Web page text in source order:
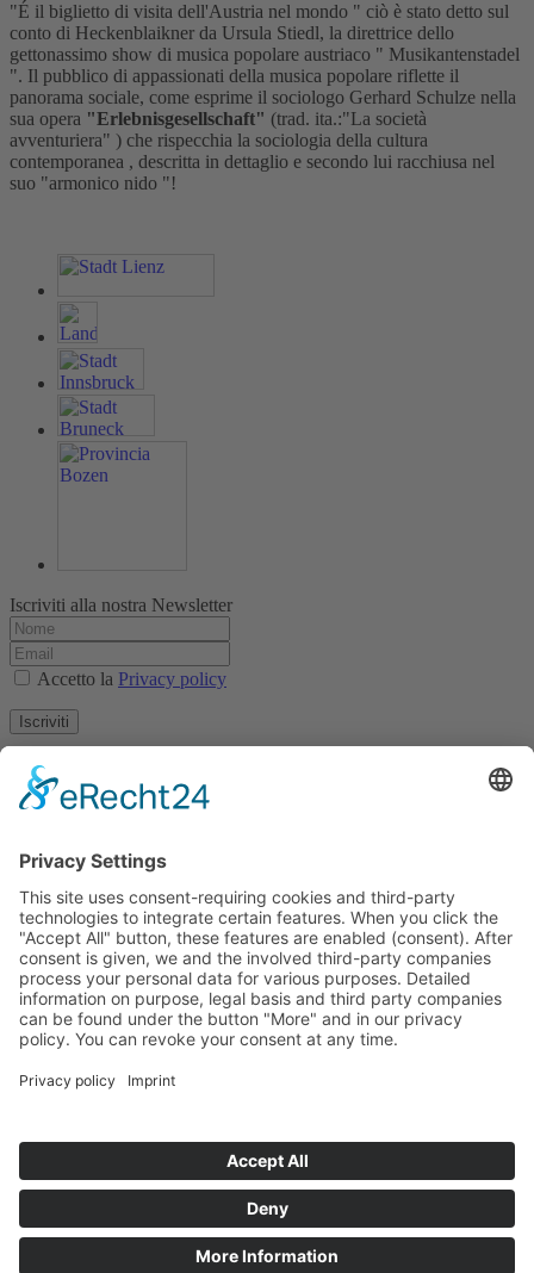
"É il biglietto di visita dell'Austria nel mondo " ciò è stato detto sul
conto di Heckenblaikner da Ursula Stiedl, la direttrice dello
gettonassimo show di musica popolare austriaco " Musikantenstadel
". Il pubblico di appassionati della musica popolare riflette il
panorama sociale, come esprime il sociologo Gerhard Schulze nella
sua opera "Erlebnisgesellschaft" (trad. ita.:"La società
avventuriera" ) che rispecchia la sociologia della cultura
contemporanea , descritta in dettaglio e secondo lui racchiusa nel
suo "armonico nido "!
Iscriviti alla nostra Newsletter
Accetto la Privacy policy
Iscriviti
Data privacy
Condizioni generali di contratto
Archivio Tirolese per la documentazione e l'arte
fotografica
Piazza Egger-Lienz 2 (Ufficio), Piazza Principale 7 (Indirizzo
Postale), A-9900 Lienz, Austria | Tel.:+43 (0) 4852-98238
Piazza Municipio 1, I-39031 Brunico, Italia | Tel.: +39 0474 545
400
Questo indirizzo email è protetto dagli spambots. È necessario
abilitare JavaScript per vederlo.